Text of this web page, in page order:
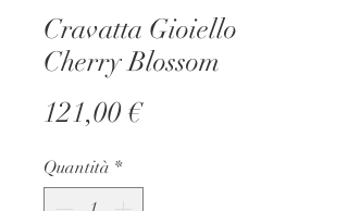
Cravatta Gioiello
Cherry Blossom
121,00 €Prezzo
Quantità *